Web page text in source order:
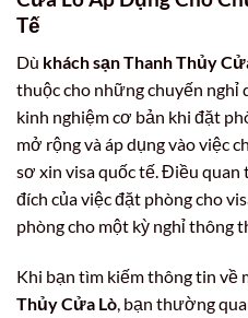
Tế
Dù khách sạn Thanh Thủy
thuộc cho những chuyến
kinh nghiệm cơ bản khi đặt
mở rộng và áp dụng vào việc
sơ xin visa quốc tế. Điều quan
đích của việc đặt phòng cho
phòng cho một kỳ nghỉ thông
Khi bạn tìm kiếm thông tin về
Thủy Cửa Lò, bạn thường